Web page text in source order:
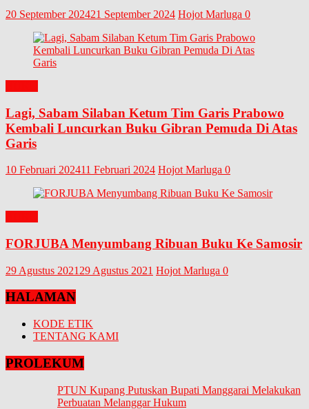
20 September 202421 September 2024 Hojot Marluga 0
Lagi, Sabam Silaban Ketum Tim Garis Prabowo
Kembali Luncurkan Buku Gibran Pemuda Di Atas
Garis
10 Februari 202411 Februari 2024 Hojot Marluga 0
FORJUBA Menyumbang Ribuan Buku Ke Samosir
29 Agustus 2021 29 Agustus 2021 Hojot Marluga 0
HALAMAN
KODE ETIK
TENTANG KAMI
PROLEKUM
PTUN Kupang Putuskan Bupati Manggarai Melakukan
Perbuatan Melanggar Hukum